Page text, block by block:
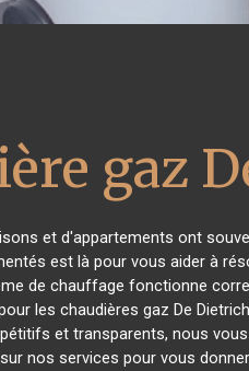
gaz
et d'appartements ont
est là pour vous aider à
de chauffage fonctionne
les chaudières gaz De Dietrich
et transparents, nous
nos services pour vous